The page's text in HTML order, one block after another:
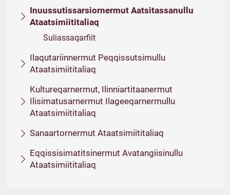
Inuussutissarsiornermut Aatsitassanullu
Ataatsimiititaliaq
Suliassaqarfiit
Ilaqutariinnermut Peqqissutsimullu
Ataatsimiititaliaq
Kultureqarnermut, Ilinniartitaanermut
Ilisimatusarnermut Ilageeqarnermullu
Ataatsimiititaliaq
Sanaartornermut Ataatsimiititaliaq
Eqqissisimatitsinermut Avatangiisinullu
Ataatsimiititaliaq